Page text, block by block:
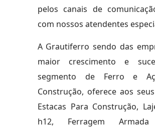
pelos canais de
com nossos atendentes
A Grautiferro sendo das
maior crescimento e
segmento de Ferro e
Construção, oferece aos
Estacas Para Construção,
h12, Ferragem Armada